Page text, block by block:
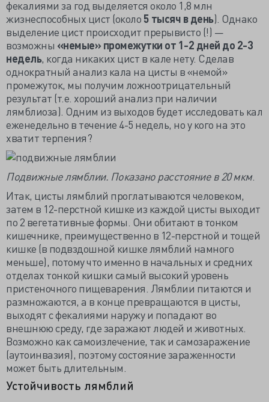
фекалиями за год выделяется около 1,8 млн
жизнеспособных цист (около 5 тысяч в день). Однако
выделение цист происходит прерывисто (!) —
возможны «немые» промежутки от 1-2 дней до 2-3
недель, когда никаких цист в кале нету. Сделав
однократный анализ кала на цисты в «немой»
промежуток, мы получим ложноотрицательный
результат (т.е. хороший анализ при наличии
лямблиоза). Одним из выходов будет исследовать кал
еженедельно в течение 4-5 недель, но у кого на это
хватит терпения?
Подвижные лямблии. Показано расстояние в 20 мкм.
Итак, цисты лямблий проглатываются человеком,
затем в 12-перстной кишке из каждой цисты выходит
по 2 вегетативные формы. Они обитают в тонком
кишечнике, преимущественно в 12-перстной и тощей
кишке (в подвздошной кишке лямблий намного
меньше), потому что именно в начальных и средних
отделах тонкой кишки самый высокий уровень
пристеночного пищеварения. Лямблии питаются и
размножаются, а в конце превращаются в цисты,
выходят с фекалиями наружу и попадают во
внешнюю среду, где заражают людей и животных.
Возможно как самоизлечение, так и самозаражение
(аутоинвазия), поэтому состояние зараженности
может быть длительным.
Устойчивость лямблий